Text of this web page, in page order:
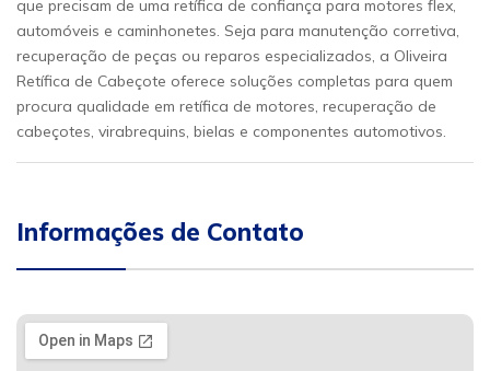
que precisam de uma retífica de confiança para motores flex,
automóveis e caminhonetes. Seja para manutenção corretiva,
recuperação de peças ou reparos especializados, a Oliveira
Retífica de Cabeçote oferece soluções completas para quem
procura qualidade em retífica de motores, recuperação de
cabeçotes, virabrequins, bielas e componentes automotivos.
Informações de Contato